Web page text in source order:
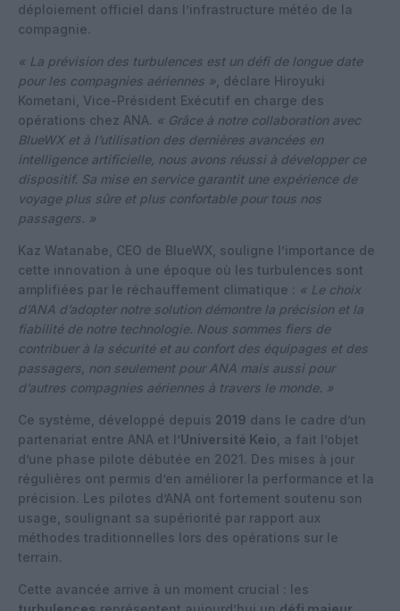
déploiement officiel dans l’infrastructure météo de la
compagnie.
« La prévision des turbulences est un défi de longue date
pour les compagnies aériennes » , déclare Hiroyuki
Kometani, Vice-Président Exécutif en charge des
opérations chez ANA. « Grâce à notre collaboration avec
BlueWX et à l’utilisation des dernières avancées en
intelligence artificielle, nous avons réussi à développer ce
dispositif. Sa mise en service garantit une expérience de
voyage plus sûre et plus confortable pour tous nos
passagers. »
Kaz Watanabe, CEO de BlueWX, souligne l’importance de
cette innovation à une époque où les turbulences sont
amplifiées par le réchauffement climatique : « Le choix
d’ANA d’adopter notre solution démontre la précision et la
fiabilité de notre technologie. Nous sommes fiers de
contribuer à la sécurité et au confort des équipages et des
passagers, non seulement pour ANA mais aussi pour
d’autres compagnies aériennes à travers le monde. »
Ce système, développé depuis 2019 dans le cadre d’un
partenariat entre ANA et l’Université Keio , a fait l’objet
d’une phase pilote débutée en 2021. Des mises à jour
régulières ont permis d’en améliorer la performance et la
précision. Les pilotes d’ANA ont fortement soutenu son
usage, soulignant sa supériorité par rapport aux
méthodes traditionnelles lors des opérations sur le
terrain.
Cette avancée arrive à un moment crucial : les